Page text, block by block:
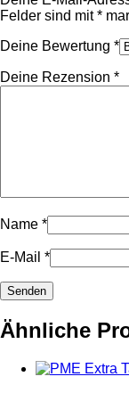
Felder sind mit*
Deine Bewertung *
Deine Rezension *
Name *
E-Mail *
Ähnliche